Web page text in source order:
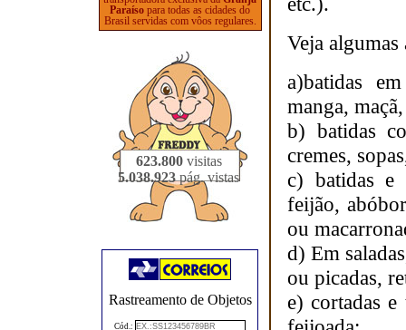
Paraíso para todas as cidades do
Brasil servidas com vôos regulares.
623.800visitas
5.038.923pág. vistas
Rastreamento de Objetos
Cód.:
Veja
a)batidas
manga,
b) batidas
cremes,
c) batidas e
feijão,
ou
d) Em
ou picadas,
e) cortadas